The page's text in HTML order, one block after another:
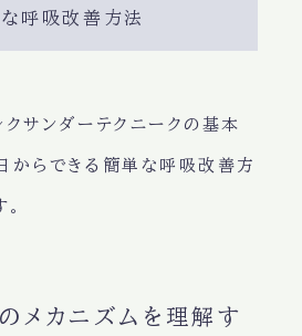
呼吸改善方法
クサンダーテクニークの基本
からできる簡単な呼吸改善方
メカニズムを理解す